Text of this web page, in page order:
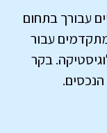
עבורך בתחום
מתקדמים עבור
בקר